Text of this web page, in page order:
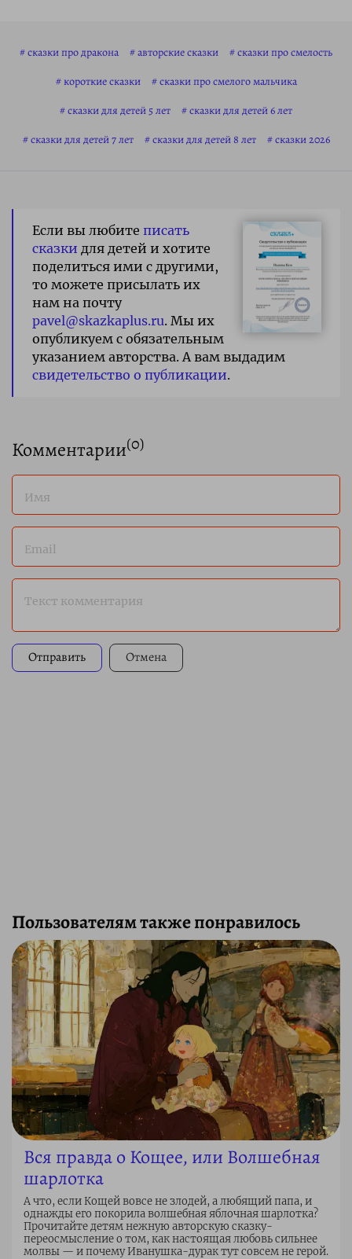
сказки про дракона авторские сказки
сказки про смелость
короткие сказки
сказки про смелого мальчика
сказки для детей 5 лет
сказки для детей 6 лет
сказки для детей 7 лет
сказки для детей 8 лет сказки 2026
Если вы любите писать
сказки для детей и хотите
поделиться ими с другими,
то можете присылать их
нам на почту
pavel@skazkaplus.ru. Мы их
опубликуем с обязательным
указанием авторства. А вам выдадим
свидетельство о публикации.
Комментарии(0)
Имя
Email
Текст комментария
Отправить Отмена
Пользователям также понравилось
Вся правда о Кощее, или Волшебная
шарлотка
А что, если Кощей вовсе не злодей, а любящий папа, и
однажды его покорила волшебная яблочная шарлотка?
Прочитайте детям нежную авторскую сказку-
переосмысление о том, как настоящая любовь сильнее
молвы — и почему Иванушка-дурак тут совсем не герой.